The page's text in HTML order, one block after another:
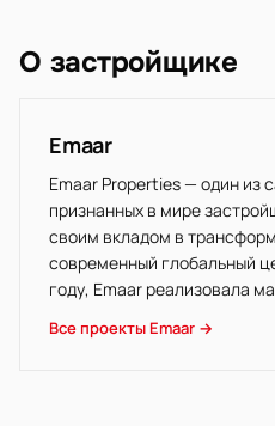
О застройщике
Emaar
Emaar Properties — один из
признанных в мире
своим вкладом в
современный глобальный
году, Emaar реализовала
Все проекты Emaar →